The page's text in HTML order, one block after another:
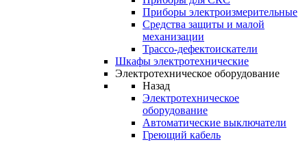
Приборы электроизмерительные
Средства защиты и малой
механизации
Трассо-дефектоискатели
Шкафы электротехнические
Электротехническое оборудование
Назад
Электротехническое
оборудование
Автоматические выключатели
Греющий кабель